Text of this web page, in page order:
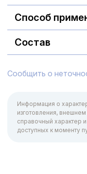
Способ
Состав
Сообщить о
Информация о
изготовления,
справочный характер
доступных к моменту